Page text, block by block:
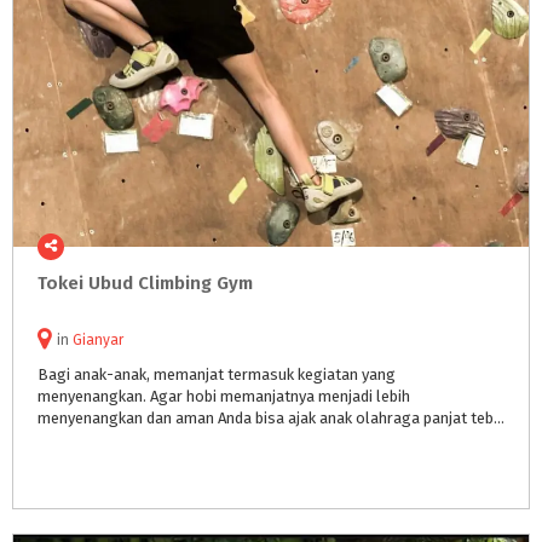
Tokei Ubud Climbing Gym
in Gianyar
Bagi anak-anak, memanjat termasuk kegiatan yang
menyenangkan. Agar hobi memanjatnya menjadi lebih
menyenangkan dan aman Anda bisa ajak anak olahraga panjat tebing, salah satunya ada di Bali di @tokeiubud.